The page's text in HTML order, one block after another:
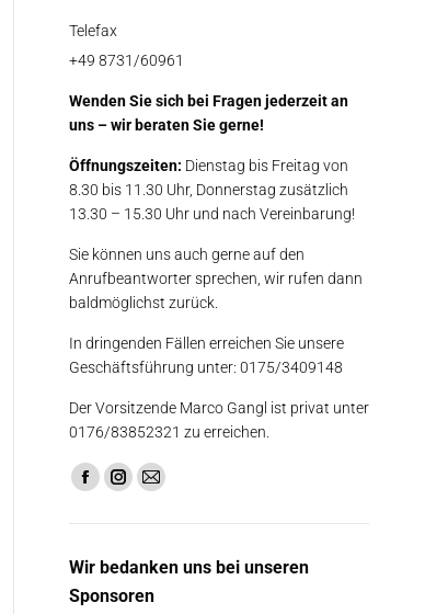
Telefax
+49 8731/60961
Wenden Sie sich bei Fragen jederzeit an
uns – wir beraten Sie gerne!
Öffnungszeiten: Dienstag bis Freitag von
8.30 bis 11.30 Uhr, Donnerstag zusätzlich
13.30 – 15.30 Uhr und nach Vereinbarung!
Sie können uns auch gerne auf den
Anrufbeantworter sprechen, wir rufen dann
baldmöglichst zurück.
In dringenden Fällen erreichen Sie unsere
Geschäftsführung unter: 0175/3409148
Der Vorsitzende Marco Gangl ist privat unter
0176/83852321 zu erreichen.
Finden Sie uns auf:
Facebook
in
new
Instagram
in
new
E-
opens
in
Wir bedanken uns bei unseren
Sponsoren